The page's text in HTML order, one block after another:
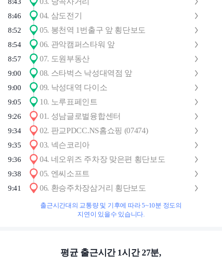
8:46 04. 삼도전기
8:52 05. 봉천역 1번출구 앞 횡단보도
8:54 06. 관악캠퍼스타워 앞
8:57 07. 도원부동산
9:00 08. 스타벅스 낙성대역점 앞
9:00 09. 낙성대역 다이소
9:05 10. 노루표페인트
9:26 01. 성남글로벌융합센터
9:34 02. 판교PDCC.NS홈쇼핑 (07474)
9:35 03. 넥슨코리아
9:36 04. 네오위즈 주차장 맞은편 횡단보도
9:38 05. 엔씨소프트
9:41 06. 환승주차장삼거리 횡단보도
출근시간대의 교통량 및 기후에 따라 5~10분 정도의
지연이 있을수 있습니다.
평균 출근시간 1시간 27분,